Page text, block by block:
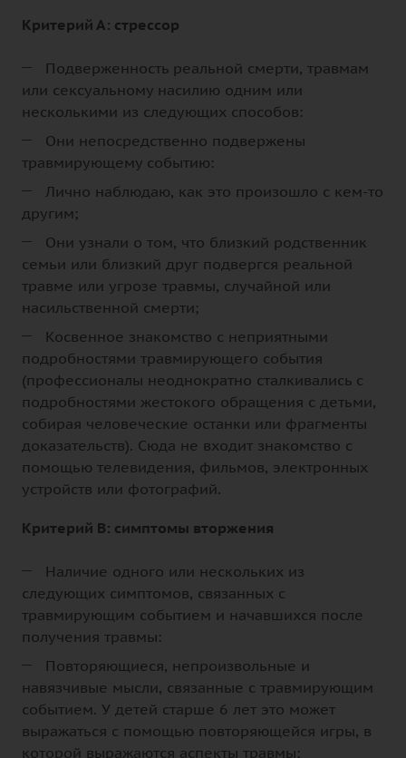
Критерий А: стрессор
Подверженность реальной смерти, травмам
или сексуальному насилию одним или
несколькими из следующих способов:
Они непосредственно подвержены
травмирующему событию:
Лично наблюдаю, как это произошло с кем-то
другим;
Они узнали о том, что близкий родственник
семьи или близкий друг подвергся реальной
травме или угрозе травмы, случайной или
насильственной смерти;
Косвенное знакомство с неприятными
подробностями травмирующего события
(профессионалы неоднократно сталкивались с
подробностями жестокого обращения с детьми,
собирая человеческие останки или фрагменты
доказательств). Сюда не входит знакомство с
помощью телевидения, фильмов, электронных
устройств или фотографий.
Критерий B: симптомы вторжения
Наличие одного или нескольких из
следующих симптомов, связанных с
травмирующим событием и начавшихся после
получения травмы:
Повторяющиеся, непроизвольные и
навязчивые мысли, связанные с травмирующим
событием. У детей старше 6 лет это может
выражаться с помощью повторяющейся игры, в
которой выражаются аспекты травмы;